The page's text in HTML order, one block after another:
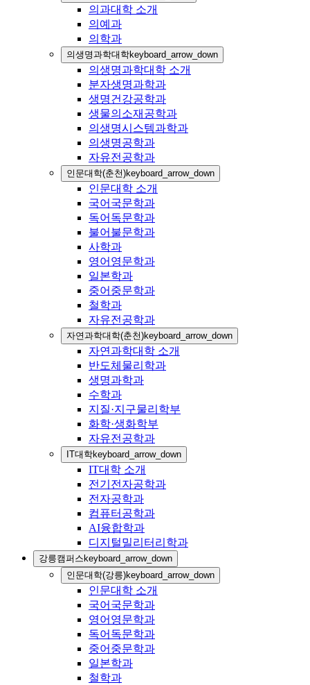
의과대학 소개
의예과
의학과
의생명과학대학keyboard_arrow_down
의생명과학대학 소개
분자생명과학과
생명건강공학과
생물의소재공학과
의생명시스템과학과
의생명공학과
자유전공학과
인문대학(춘천)keyboard_arrow_down
인문대학 소개
국어국문학과
독어독문학과
불어불문학과
사학과
영어영문학과
일본학과
중어중문학과
철학과
자유전공학과
자연과학대학(춘천)keyboard_arrow_down
자연과학대학 소개
반도체물리학과
생명과학과
수학과
지질·지구물리학부
화학·생화학부
자유전공학과
IT대학keyboard_arrow_down
IT대학 소개
전기전자공학과
전자공학과
컴퓨터공학과
AI융합학과
디지털밀리터리학과
강릉캠퍼스keyboard_arrow_down
인문대학(강릉)keyboard_arrow_down
인문대학 소개
국어국문학과
영어영문학과
독어독문학과
중어중문학과
일본학과
철학과